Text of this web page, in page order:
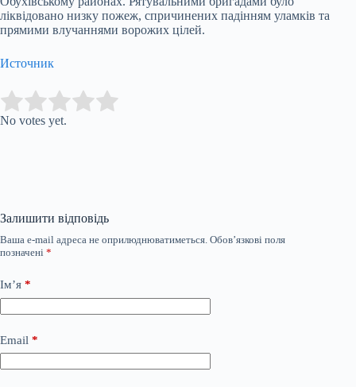
ліквідовано низку пожеж, спричинених падінням уламків та
прямими влучаннями ворожих цілей.
Источник
Rate this item:
No votes yet.
Залишити відповідь
Ваша e-mail адреса не оприлюднюватиметься. Обов’язкові поля
позначені *
Ім’я *
Email *